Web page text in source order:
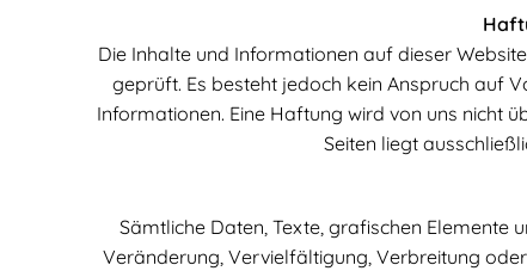
Die Inhalte und Informationen auf dieser
geprüft. Es besteht jedoch kein Anspruch auf
Informationen. Eine Haftung wird von uns nicht
Seiten liegt
Sämtliche Daten, Texte, grafischen Elemente
Veränderung, Vervielfältigung, Verbreitung